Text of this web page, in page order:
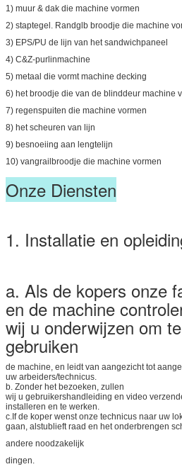
1) muur & dak die machine vormen
2) staptegel. Randglb broodje die machine
3) EPS/PU de lijn van het sandwichpaneel
4) C&Z-purlinmachine
5) metaal die vormt machine decking
6) het broodje die van de blinddeur machine
7) regenspuiten die machine vormen
8) het scheuren van lijn
9) besnoeiing aan lengtelijn
10) vangrailbroodje die machine vormen
Onze Diensten
1. Installatie en
a. Als de kopers onze
en de machine
wij u onderwijzen om
gebruiken
de machine, en leidt van aangezicht tot
uw arbeiders/technicus.
b. Zonder het bezoeken, zullen
wij u gebruikershandleiding en video
installeren en te werken.
c.If de koper wenst onze technicus naar uw
gaan, alstublieft raad en het onderbrengen
andere noodzakelijk
dingen.